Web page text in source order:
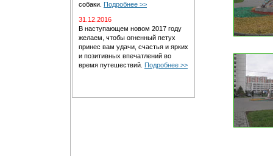
собаки. Подробнее >>
31.12.2016
В наступающем новом 2017 году
желаем, чтобы огненный петух
принес вам удачи, счастья и ярких
и позитивных впечатлений во
время путешествий. Подробнее >>